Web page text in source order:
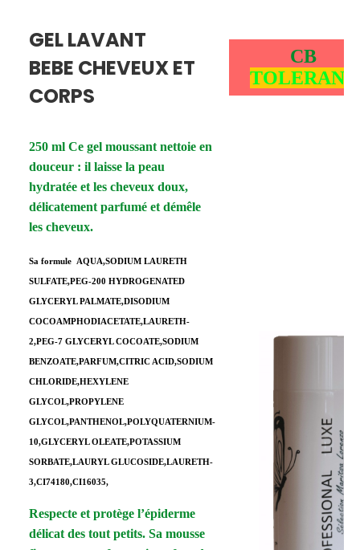
GEL LAVANT
BEBE CHEVEUX ET
CORPS
CB
250 ml Ce gel moussant nettoie en
douceur : il laisse la peau
hydratée et les cheveux doux,
délicatement parfumé et démêle
les cheveux.
Sa formule AQUA,SODIUM LAURETH
SULFATE,PEG-200 HYDROGENATED
GLYCERYL PALMATE,DISODIUM
COCOAMPHODIACETATE,LAURETH-
2,PEG-7 GLYCERYL COCOATE,SODIUM
BENZOATE,PARFUM,CITRIC ACID,SODIUM
CHLORIDE,HEXYLENE
GLYCOL,PROPYLENE
GLYCOL,PANTHENOL,POLYQUATERNIUM-
10,GLYCERYL OLEATE,POTASSIUM
SORBATE,LAURYL GLUCOSIDE,LAURETH-
3,CI74180,CI16035,
Respecte et protège l’épiderme
délicat des tout petits. Sa mousse